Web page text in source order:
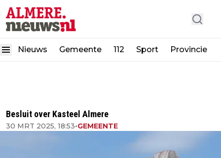
Nieuws Gemeente 112 Sport Provincie
Besluit over Kasteel Almere
30 MRT 2025, 18:53•GEMEENTE